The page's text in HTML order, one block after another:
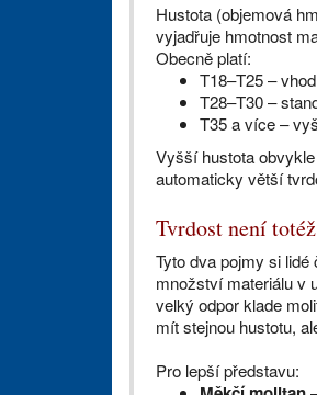
Hustota (objemová
vyjadřuje hmotnost
Obecně platí:
T18–T25 –
T28–T30 –
T35 a více –
Vyšší hustota
automaticky větší
Tvrdost není
Tyto dva pojmy si
množství materiálu v
velký odpor klade
mít stejnou hustotu,
Pro lepší představu: